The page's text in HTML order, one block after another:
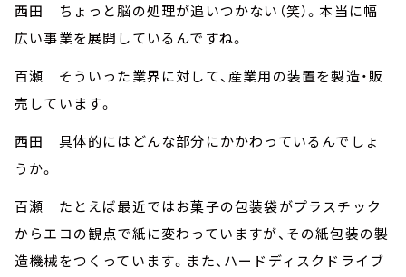
西田 ちょっと脳の処理が追いつかない（笑）。本当に幅
広い事業を展開しているんですね。
百瀬 そういった業界に対して、産業用の装置を製造・販
売しています。
西田 具体的にはどんな部分にかかわっているんでしょ
うか。
百瀬 たとえば最近ではお菓子の包装袋がプラスチック
からエコの観点で紙に変わっていますが、その紙包装の製
造機械をつくっています。また、ハードディスクドライブ